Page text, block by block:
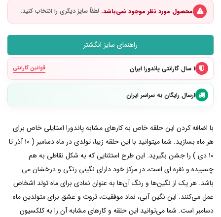
محصول مورد نظر موجود نمی‌باشد.
راهنمای سایز انگشتر
۱ سال گارانتی پاندورا ایران قوانین گارانتی
ارسال رایگان به سراسر ایران
با اضافه کردن این حلقه خاص به کارهای مشابه پاندورا استایلی خاص برای
هر ماه بسازید. شما میتوانید با این حلقه زیبا، تولدی در ماه دسامبر ( ۱۰ آذر تا
۱۰ دی ) را جشن بگیرید. این طرح استثنایی که به شکل نقاطی به هم
چسبیده و نقره ای است، در مرکز خود دارای نگینی رنگی و درخشان می
باشد. هر یک از نگین‌ها و رنگ آن‌ها به عنوان نمادی برای ماه تولد اشخاص
عمل می‌کنند. این نگین آبی، نماد موفقیت، ثروت و عشق برای متولدین ماه
دسامبر است. شما می‌توانید این حلقه و کارهای مشابه آن را به کلکسیون